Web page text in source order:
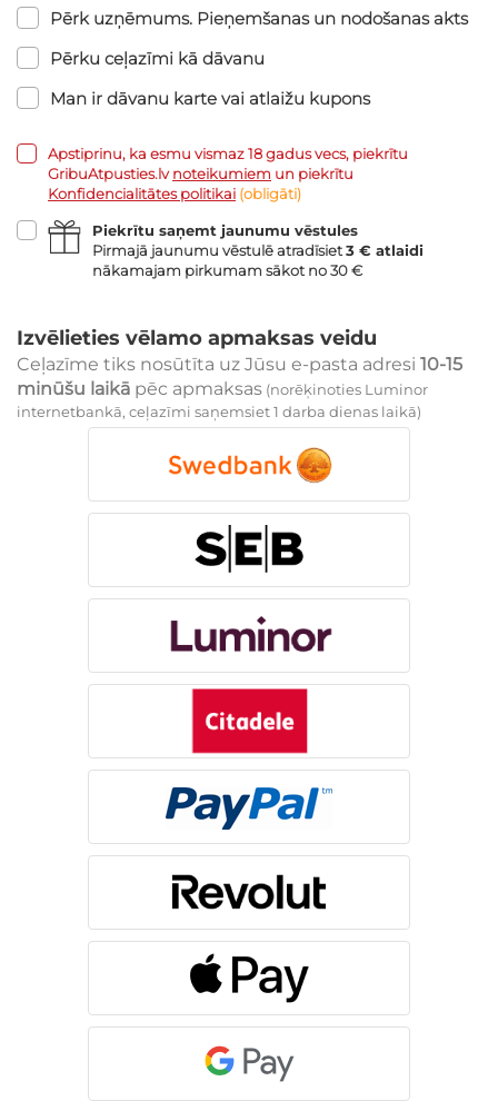
Pērk uzņēmums. Pieņemšanas un nodošanas akts
Pērku ceļazīmi kā dāvanu
Man ir dāvanu karte vai atlaižu kupons
Apstiprinu, ka esmu vismaz 18 gadus vecs, piekrītu
GribuAtpusties.lvnoteikumiem un piekrītu
Konfidencialitātes politikai (obligāti)
Piekrītu saņemt jaunumu vēstules
Pirmajā jaunumu vēstulē atradīsiet3 € atlaidi
nākamajam pirkumam sākot no 30 €
Izvēlieties vēlamo apmaksas veidu
Ceļazīme tiks nosūtīta uz Jūsu e-pasta adresi 10-15
minūšu laikā pēc apmaksas (norēķinoties Luminor
internetbankā, ceļazīmi saņemsiet 1 darba dienas laikā)